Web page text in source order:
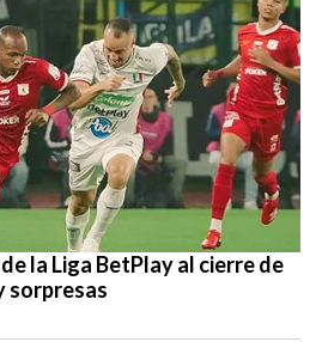
la Liga BetPlay al cierre de
sorpresas